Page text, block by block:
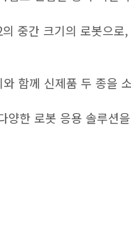
중간 크기의 로봇으
함께 신제품 두 종을
양한 로봇 응용 솔루션